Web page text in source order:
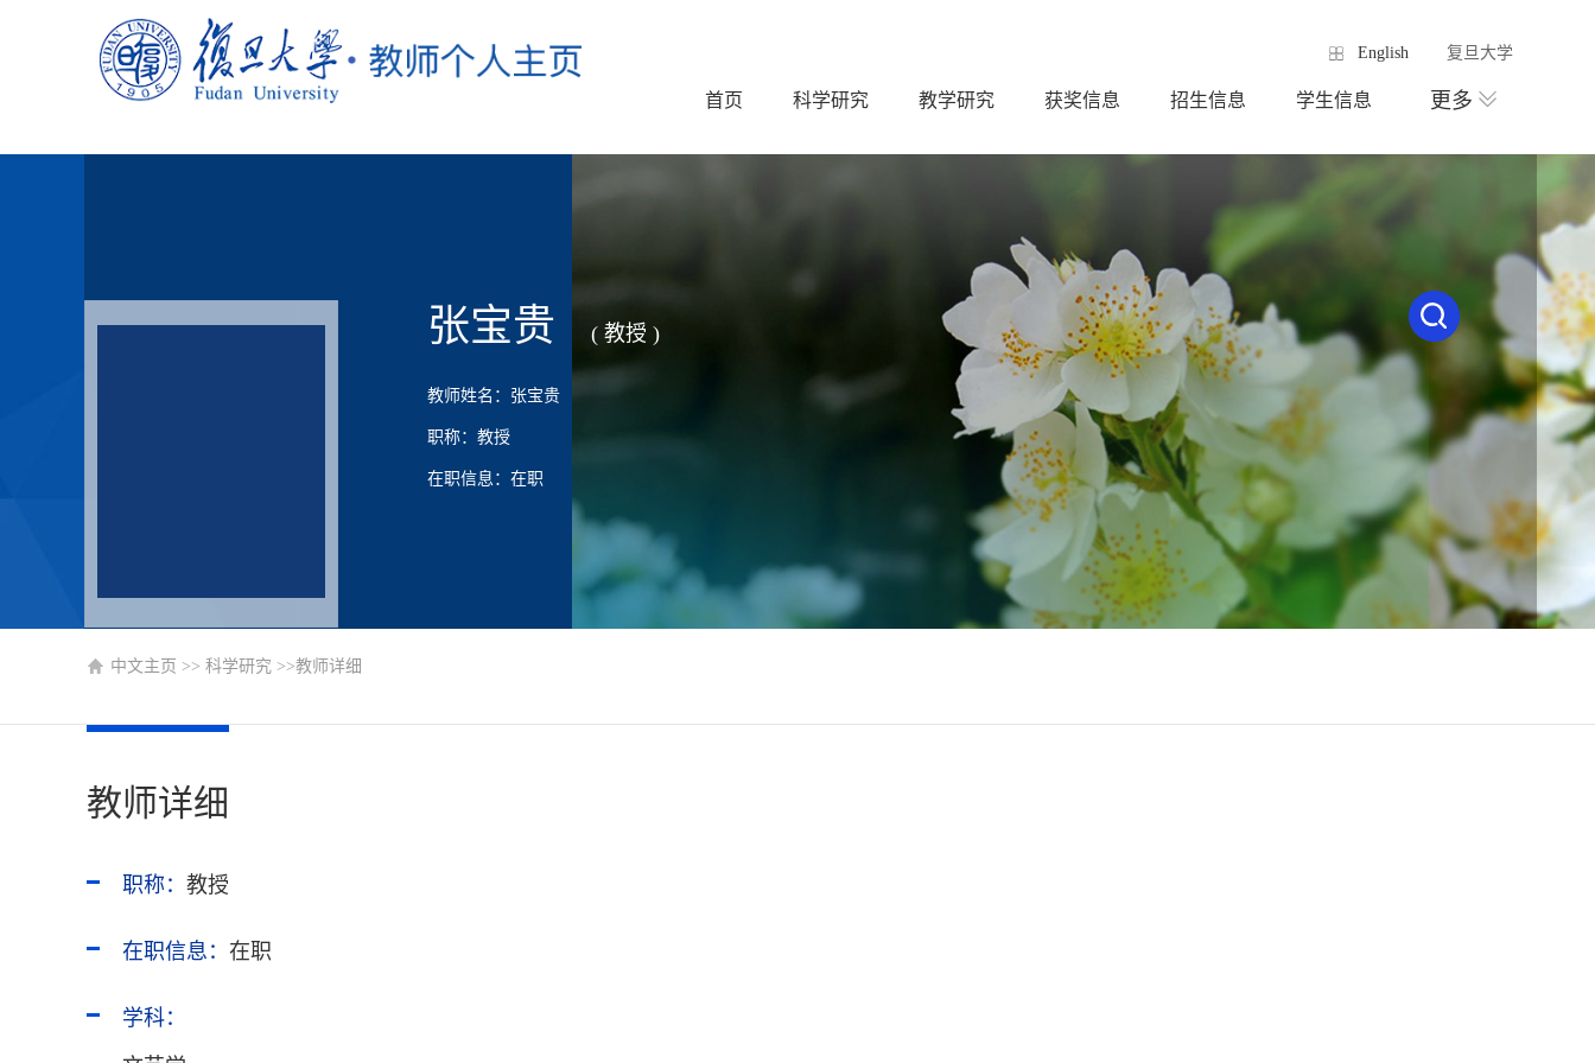
English 复旦大学
首页 科学研究 教学研究 获奖信息 招生信息 学生信息 更多
张宝贵 ( 教授 )
教师姓名：张宝贵
职称：教授
在职信息：在职
中文主页 >> 科学研究 >>教师详细
教师详细
职称： 教授
在职信息： 在职
学科：